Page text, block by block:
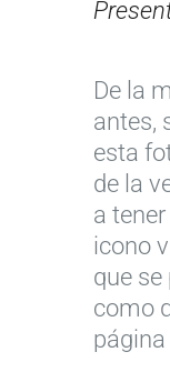
De la
antes,
esta
de la
a
icono
que se
como